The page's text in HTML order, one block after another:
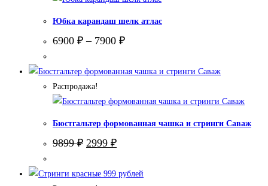
Юбка карандаш шелк атлас
6900 ₽ – 7900 ₽
Распродажа!
Бюстгальтер формованная чашка и стринги Саваж
9899₽ Первоначальная
9899 ₽.
2999 ₽Текущая